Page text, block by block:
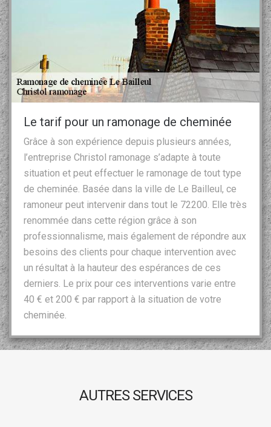
Le tarif pour un ramonage de cheminée
Grâce à son expérience depuis plusieurs années,
l’entreprise Christol ramonage s’adapte à toute
situation et peut effectuer le ramonage de tout type
de cheminée. Basée dans la ville de Le Bailleul, ce
ramoneur peut intervenir dans tout le 72200. Elle très
renommée dans cette région grâce à son
professionnalisme, mais également de répondre aux
besoins des clients pour chaque intervention avec
un résultat à la hauteur des espérances de ces
derniers. Le prix pour ces interventions varie entre
40 € et 200 € par rapport à la situation de votre
cheminée.
AUTRES SERVICES